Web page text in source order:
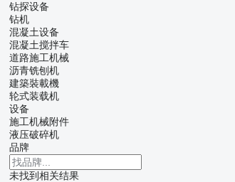
钻探设备
钻机
混凝土设备
混凝土搅拌车
道路施工机械
沥青铣刨机
建築裝載機
轮式装载机
设备
施工机械附件
液压破碎机
品牌
未找到相关结果